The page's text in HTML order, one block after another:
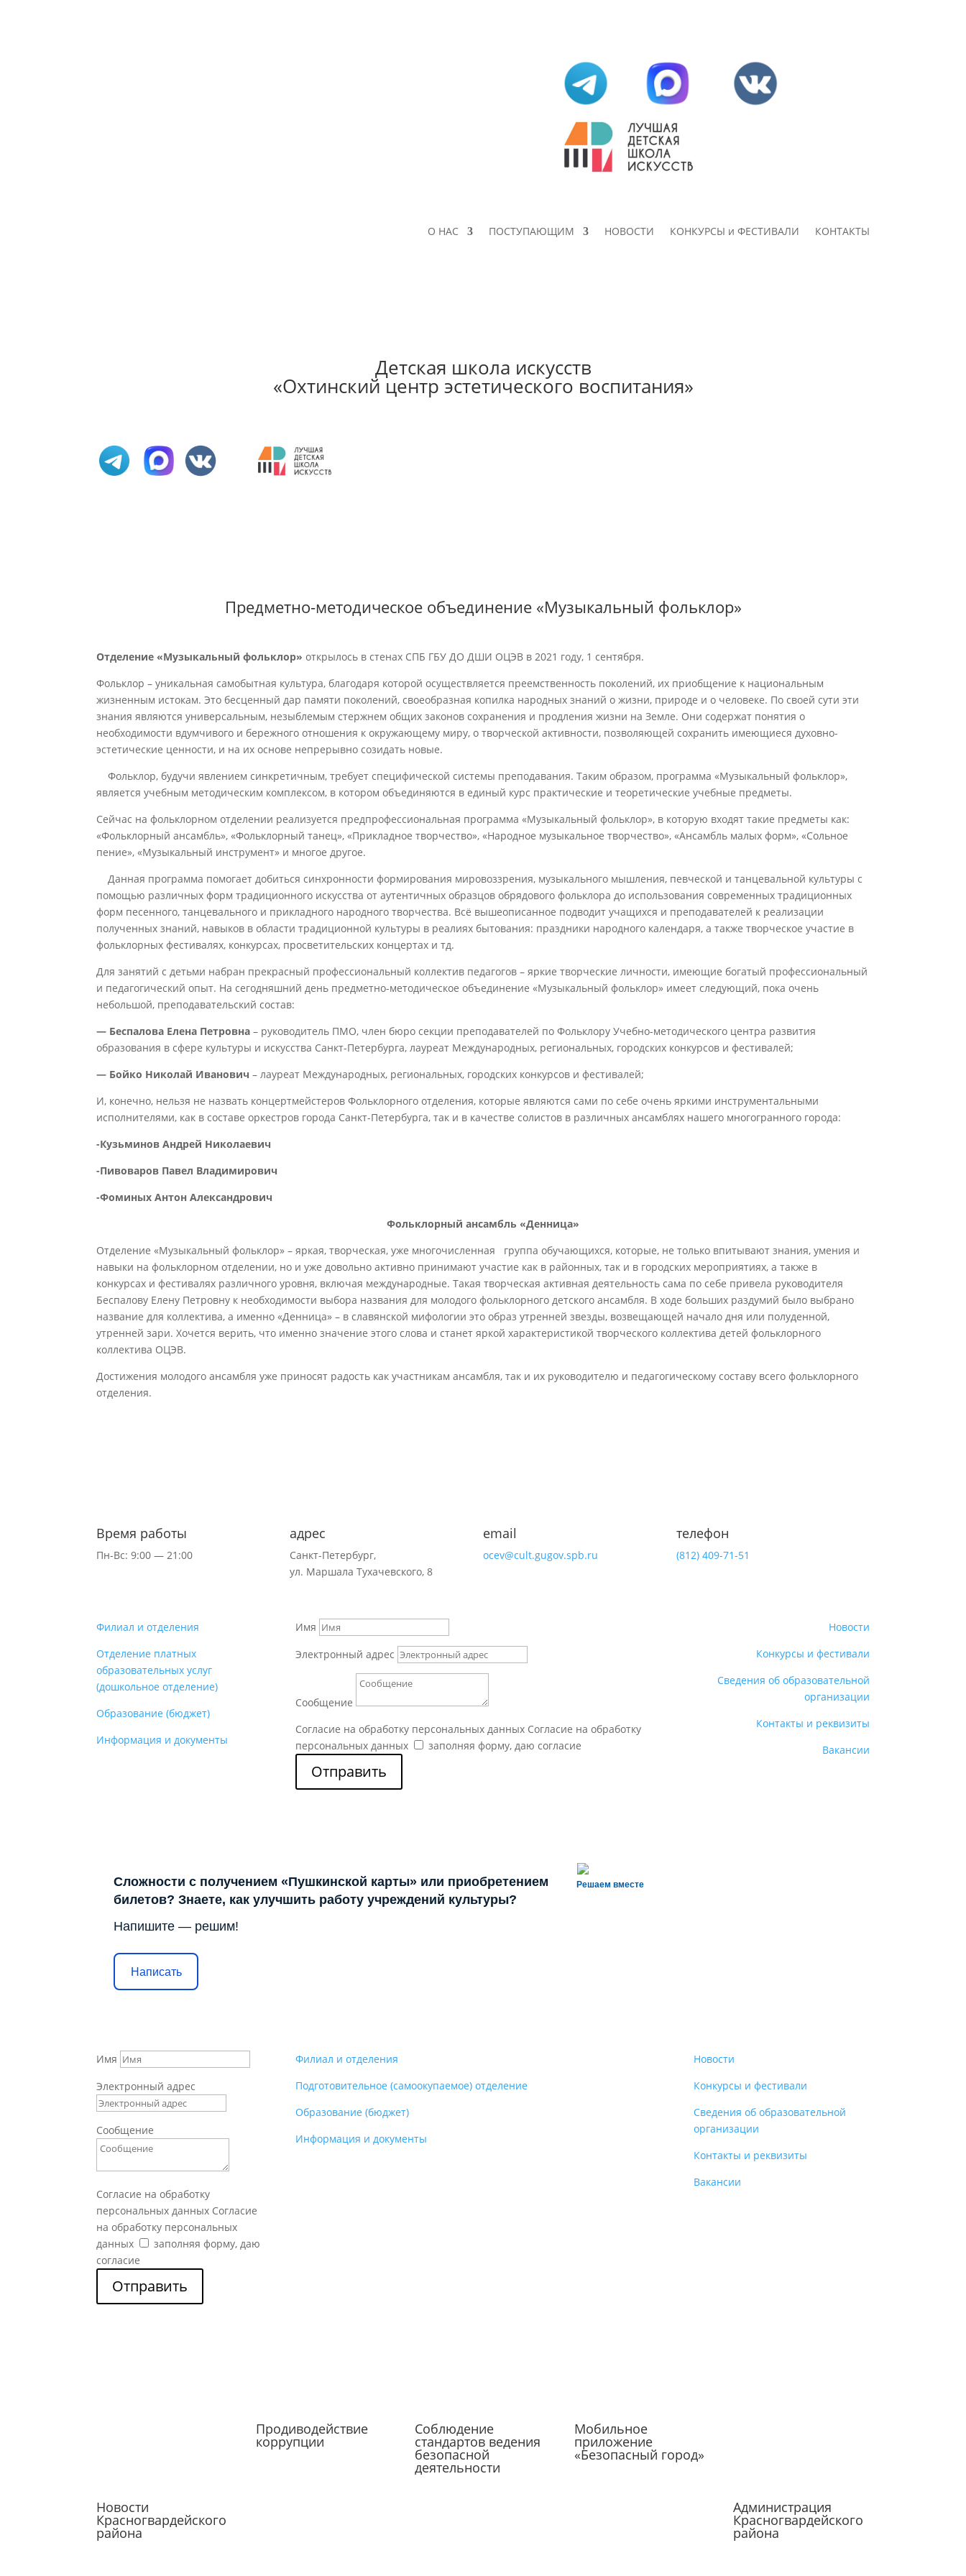
О НАС ПОСТУПАЮЩИМ НОВОСТИ КОНКУРСЫ и ФЕСТИВАЛИ КОНТАКТЫ
Детская школа искусств
«Охтинский центр эстетического воспитания»
Предметно-методическое объединение «Музыкальный фольклор»
Отделение «Музыкальный фольклор» открылось в стенах СПБ ГБУ ДО ДШИ ОЦЭВ в 2021 году, 1 сентября.
Фольклор – уникальная самобытная культура, благодаря которой осуществляется преемственность поколений, их приобщение к национальным
жизненным истокам. Это бесценный дар памяти поколений, своеобразная копилка народных знаний о жизни, природе и о человеке. По своей сути эти
знания являются универсальным, незыблемым стержнем общих законов сохранения и продления жизни на Земле. Они содержат понятия о
необходимости вдумчивого и бережного отношения к окружающему миру, о творческой активности, позволяющей сохранить имеющиеся духовно-
эстетические ценности, и на их основе непрерывно созидать новые.
Фольклор, будучи явлением синкретичным, требует специфической системы преподавания. Таким образом, программа «Музыкальный фольклор»,
является учебным методическим комплексом, в котором объединяются в единый курс практические и теоретические учебные предметы.
Сейчас на фольклорном отделении реализуется предпрофессиональная программа «Музыкальный фольклор», в которую входят такие предметы как:
«Фольклорный ансамбль», «Фольклорный танец», «Прикладное творчество», «Народное музыкальное творчество», «Ансамбль малых форм», «Сольное
пение», «Музыкальный инструмент» и многое другое.
Данная программа помогает добиться синхронности формирования мировоззрения, музыкального мышления, певческой и танцевальной культуры с
помощью различных форм традиционного искусства от аутентичных образцов обрядового фольклора до использования современных традиционных
форм песенного, танцевального и прикладного народного творчества. Всё вышеописанное подводит учащихся и преподавателей к реализации
полученных знаний, навыков в области традиционной культуры в реалиях бытования: праздники народного календаря, а также творческое участие в
фольклорных фестивалях, конкурсах, просветительских концертах и тд.
Для занятий с детьми набран прекрасный профессиональный коллектив педагогов – яркие творческие личности, имеющие богатый профессиональный
и педагогический опыт. На сегодняшний день предметно-методическое объединение «Музыкальный фольклор» имеет следующий, пока очень
небольшой, преподавательский состав:
— Беспалова Елена Петровна – руководитель ПМО, член бюро секции преподавателей по Фольклору Учебно-методического центра развития
образования в сфере культуры и искусства Санкт-Петербурга, лауреат Международных, региональных, городских конкурсов и фестивалей;
— Бойко Николай Иванович – лауреат Международных, региональных, городских конкурсов и фестивалей;
И, конечно, нельзя не назвать концертмейстеров Фольклорного отделения, которые являются сами по себе очень яркими инструментальными
исполнителями, как в составе оркестров города Санкт-Петербурга, так и в качестве солистов в различных ансамблях нашего многогранного города:
-Кузьминов Андрей Николаевич
-Пивоваров Павел Владимирович
-Фоминых Антон Александрович
Фольклорный ансамбль «Денница»
Отделение «Музыкальный фольклор» – яркая, творческая, уже многочисленная группа обучающихся, которые, не только впитывают знания, умения и
навыки на фольклорном отделении, но и уже довольно активно принимают участие как в районных, так и в городских мероприятиях, а также в
конкурсах и фестивалях различного уровня, включая международные. Такая творческая активная деятельность сама по себе привела руководителя
Беспалову Елену Петровну к необходимости выбора названия для молодого фольклорного детского ансамбля. В ходе больших раздумий было выбрано
название для коллектива, а именно «Денница» – в славянской мифологии это образ утренней звезды, возвещающей начало дня или полуденной,
утренней зари. Хочется верить, что именно значение этого слова и станет яркой характеристикой творческого коллектива детей фольклорного
коллектива ОЦЭВ.
Достижения молодого ансамбля уже приносят радость как участникам ансамбля, так и их руководителю и педагогическому составу всего фольклорного
отделения.
Время работы
Пн-Вс: 9:00 — 21:00
адрес
Санкт-Петербург,
ул. Маршала Тухачевского, 8
email
ocev@cult.gugov.spb.ru
телефон
(812) 409-71-51
Филиал и отделения
Отделение платных
образовательных услуг
(дошкольное отделение)
Образование (бюджет)
Информация и документы
Имя
Электронный адрес
Сообщение
Согласие на обработку персональных данных Согласие на обработку
персональных данных
заполняя форму, даю согласие
Отправить
Новости
Конкурсы и фестивали
Сведения об образовательной
организации
Контакты и реквизиты
Вакансии
Решаем вместе
Сложности с получением «Пушкинской карты» или приобретением
билетов? Знаете, как улучшить работу учреждений культуры?
Напишите — решим!
Написать
Имя
Электронный адрес
Сообщение
Согласие на обработку
персональных данных Согласие
на обработку персональных
данных
заполняя форму, даю
согласие
Отправить
Филиал и отделения
Подготовительное (самоокупаемое) отделение
Образование (бюджет)
Информация и документы
Новости
Конкурсы и фестивали
Сведения об образовательной
организации
Контакты и реквизиты
Вакансии
Новости
Красногвардейского
района
Продиводействие
коррупции
Соблюдение
стандартов ведения
безопасной
деятельности
Мобильное
приложение
«Безопасный город»
Администрация
Красногвардейского
района